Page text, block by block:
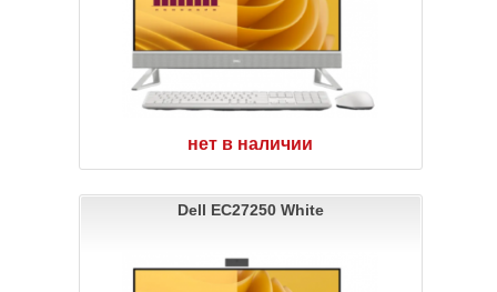
нет в наличии
Dell EC27250 White